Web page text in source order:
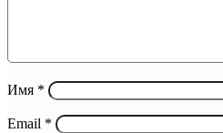
Имя *
Email *